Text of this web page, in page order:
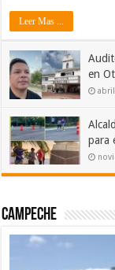
Leer Mas ...
en
para
Campeche